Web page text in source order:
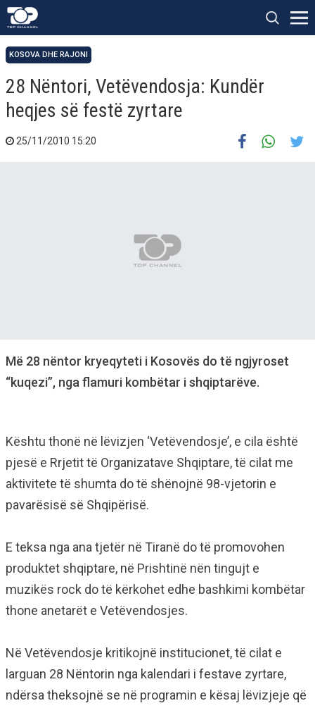
KOSOVA DHE RAJONI
28 Nëntori, Vetëvendosja: Kundër
heqjes së festë zyrtare
25/11/2010 15:20
Më 28 nëntor kryeqyteti i Kosovës do të ngjyroset
“kuqezi”, nga flamuri kombëtar i shqiptarëve.
Kështu thonë në lëvizjen ‘Vetëvendosje’, e cila është
pjesë e Rrjetit të Organizatave Shqiptare, të cilat me
aktivitete të shumta do të shënojnë 98-vjetorin e
pavarësisë së Shqipërisë.
E teksa nga ana tjetër në Tiranë do të promovohen
produktet shqiptare, në Prishtinë nën tingujt e
muzikës rock do të kërkohet edhe bashkimi kombëtar
thone anetarët e Vetëvendosjes.
Në Vetëvendosje kritikojnë institucionet, të cilat e
larguan 28 Nëntorin nga kalendari i festave zyrtare,
ndërsa theksojnë se në programin e kësaj lëvizjeje që